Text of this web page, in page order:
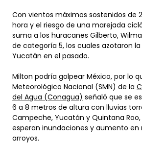
Con vientos máximos sostenidos de
hora y el riesgo de una marejada
suma a los huracanes Gilberto,
de categoría 5, los cuales azotaron la
Yucatán en el pasado.
Milton podría golpear México, por lo
Meteorológico Nacional (SMN) de la
del Agua (Conagua) señaló que se
6 a 8 metros de altura con lluvias
Campeche, Yucatán y Quintana
esperan inundaciones y aumento en
arroyos.